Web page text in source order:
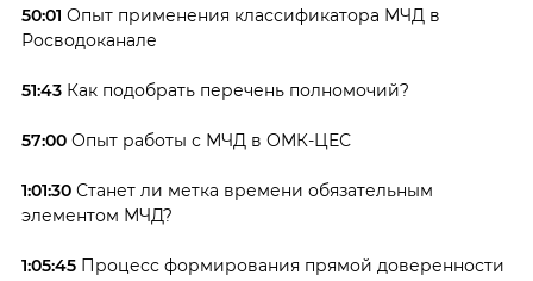
50:01 Опыт применения классификатора МЧД в
Росводоканале
51:43Как подобрать перечень полномочий?
57:00Опыт работы с МЧД в ОМК-ЦЕС
1:01:30Станет ли метка времени обязательным
элементом МЧД?
1:05:45Процесс формирования прямой доверенности